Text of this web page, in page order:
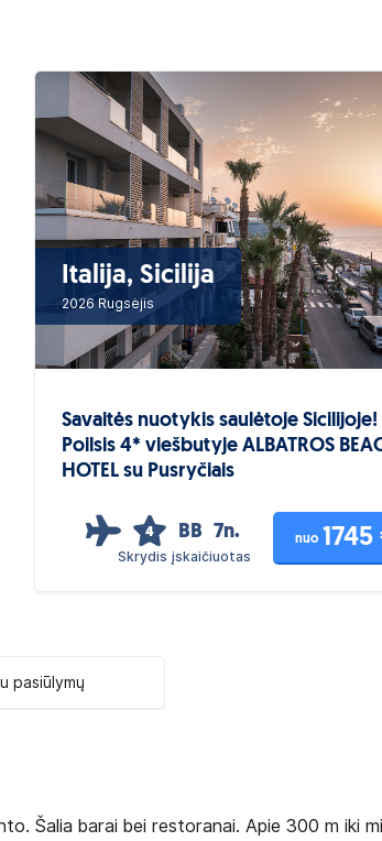
Italija, Sicilija
2026 Rugsėjis
Savaitės nuotykis saulėtoje Sicilijoje!
Poilsis 4* viešbutyje ALBATROS
HOTEL su Pusryčiais
4 BB 7n.
Skrydis įskaičiuotas
nuo 1745
pasiūlymų
Šalia barai bei restoranai. Apie 300 m iki